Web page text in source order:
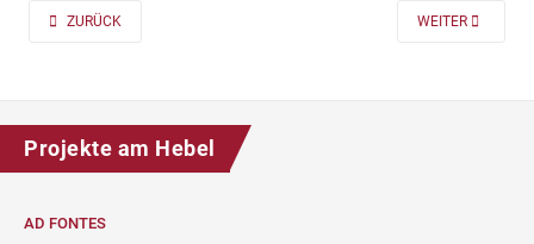
PREVIOUS ARTICLE: AD FONTES 2019/20 „MASS“ FÜR DIE KLASSEN 7
ZURÜCK NEXT ARTICLE:
WEITER
Projekte am Hebel
AD FONTES